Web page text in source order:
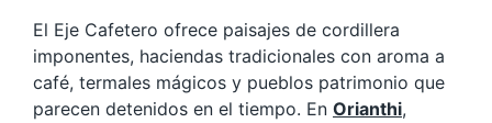
El Eje Cafetero ofrece paisajes de cordillera
imponentes, haciendas tradicionales con aroma a
café, termales mágicos y pueblos patrimonio que
parecen detenidos en el tiempo. En Orianthi,